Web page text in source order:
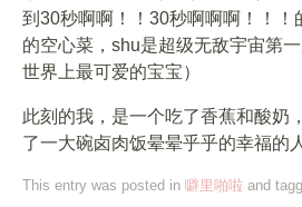
到30秒啊啊！！30秒啊啊啊！！！
的空心菜，shu是超级无敌宇宙第
世界上最可爱的宝宝）
此刻的我，是一个吃了香蕉和酸奶
了一大碗卤肉饭晕晕乎乎的幸福的
This entry was posted in 噼里啪啦 and